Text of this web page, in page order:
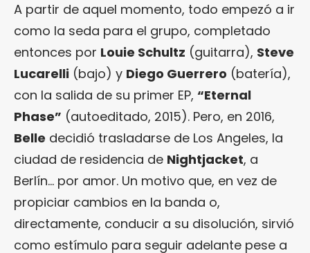
A partir de aquel momento, todo empezó a ir
como la seda para el grupo, completado
entonces por Louie Schultz (guitarra), Steve
Lucarelli (bajo) y Diego Guerrero (batería),
con la salida de su primer EP, “Eternal
Phase” (autoeditado, 2015). Pero, en 2016,
Belle decidió trasladarse de Los Angeles, la
ciudad de residencia de Nightjacket, a
Berlín… por amor. Un motivo que, en vez de
propiciar cambios en la banda o,
directamente, conducir a su disolución, sirvió
como estímulo para seguir adelante pese a